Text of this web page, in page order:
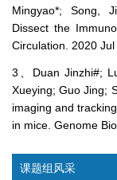
Mingyao*; Song,
Dissect the
Circulation. 2020
3、Duan Jinzhi#;
Xueying; Guo Jing;
imaging and
in mice. Genome
课题组风采